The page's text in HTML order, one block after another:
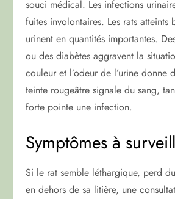
souci médical. Les infections
fuites involontaires. Les rats atteints
urinent en quantités importantes.
ou des diabètes aggravent la
couleur et l’odeur de l’urine donne
teinte rougeâtre signale du sang,
forte pointe une infection.
Symptômes à
Si le rat semble léthargique, perd
en dehors de sa litière, une